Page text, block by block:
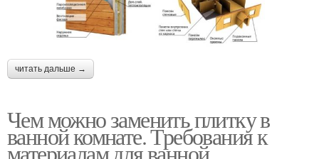
читать дальше →
Чем можно заменить плитку в
ванной комнате. Требования к